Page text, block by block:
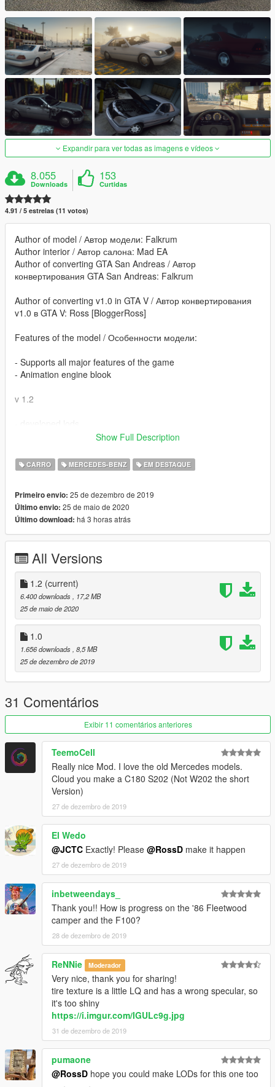
Expandir para ver todas as imagens e vídeos
8.055
Downloads
153
Curtidas
4.91 / 5 estrelas (11 votos)
Author of model / Автор модели: Falkrum
Author interior / Автор салона: Mad EA
Author of converting GTA San Andreas / Автор
конвертирования GTA San Andreas: Falkrum
Author of converting v1.0 in GTA V / Автор конвертирования
v1.0 в GTA V: Ross [BloggerRoss]
Features of the model / Особенности модели:
- Supports all major features of the game
- Animation engine blook
v 1.2
Show Full Description
CARRO MERCEDES-BENZ EM DESTAQUE
Primeiro envio: 25 de dezembro de 2019
Último envio: 25 de maio de 2020
Último download: há 3 horas atrás
All Versions
1.2 (current)
6.400 downloads
, 17,2 MB
25 de maio de 2020
1.0
1.656 downloads , 8,5 MB
25 de dezembro de 2019
31 Comentários
Exibir 11 comentários anteriores
TeemoCell
Really nice Mod. I love the old Mercedes models.
Cloud you make a C180 S202 (Not W202 the short
Version)
27 de dezembro de 2019
El Wedo
@JCTC Exactly! Please @RossD make it happen
27 de dezembro de 2019
inbetweendays_
Thank you!! How is progress on the '86 Fleetwood
camper and the F100?
28 de dezembro de 2019
ReNNie Moderador
Very nice, thank you for sharing!
tire texture is a little LQ and has a wrong specular, so
it's too shiny
https://i.imgur.com/IGULc9g.jpg
31 de dezembro de 2019
pumaone
@RossD hope you could make LODs for this one too